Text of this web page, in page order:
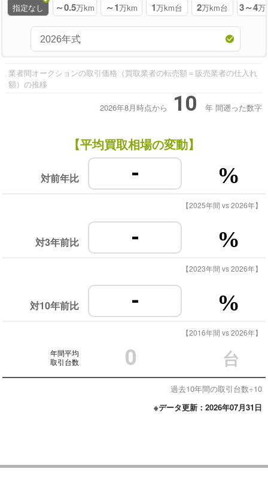
指定なし ～0.5万km ～1万km 1万km台 2万km台 3～4万
業者間オークションの取引価格（買取業者の転売額＝販売業者の仕入れ
額）の推移
2026年8月時点から 10 年 間遡った数字
【平均買取相場の変動】
対前年比 - %
【2025年間 vs 2026年】
対3年前比 - %
【2023年間 vs 2026年】
対10年前比 - %
【2016年間 vs 2026年】
年間平均
取引台数
0 台
過去10年間の取引台数÷10
※データ更新：2026年07月31日